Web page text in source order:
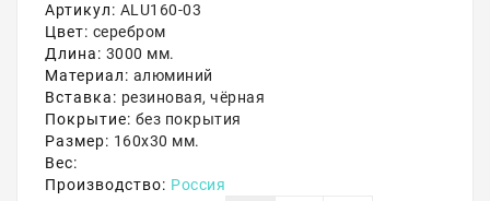
Акции
Артикул: ALU160-03
Цвет: серебром
Длина: 3000 мм.
Материал: алюминий
Вставка: резиновая, чёрная
Покрытие: без покрытия
Размер: 160х30 мм.
Вес:
Производство: Россия